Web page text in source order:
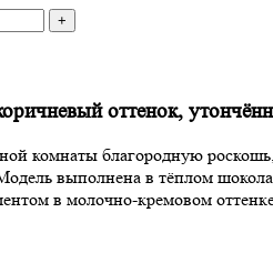
+
оттенок,
комнаты благородную
выполнена в тёплом
в молочно-кремовом